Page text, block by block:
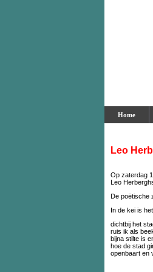
Home
Leo
Op zaterdag
Leo
De poëtische
In de kei is
dichtbij het
ruis ik als
bijna stilte is
hoe de stad
openbaart en